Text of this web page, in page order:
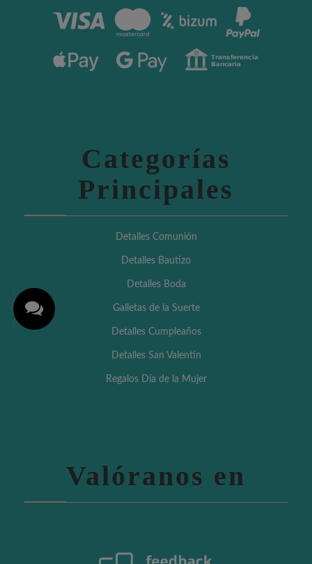
Categorías
Principales
Detalles Comunión
Detalles Bautizo
Detalles Boda
Galletas de la Suerte
Detalles Cumpleaños
Detalles San Valentín
Regalos Día de la Mujer
Valóranos en